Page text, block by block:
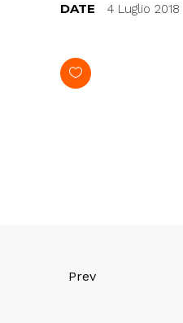
DATE 4 Luglio 2018
Prev